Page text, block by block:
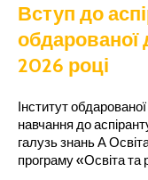
Вступ до
2026 році
Інститут
навчання до
галузь знань А
програму «Освіта та